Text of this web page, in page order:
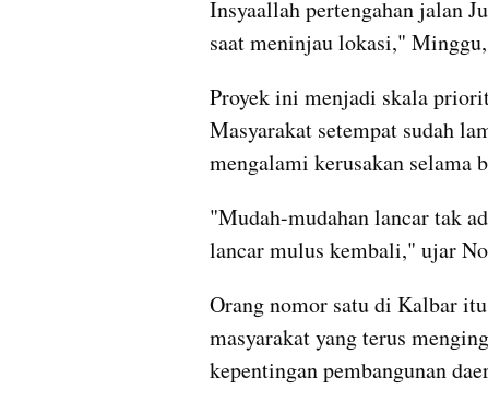
Insyaallah pertengahan jalan
saat meninjau lokasi,"
Proyek ini menjadi skala
Masyarakat setempat sudah
mengalami kerusakan selama
"Mudah-mudahan lancar tak
lancar mulus kembali," ujar
Orang nomor satu di Kalbar
masyarakat yang terus
kepentingan pembangunan